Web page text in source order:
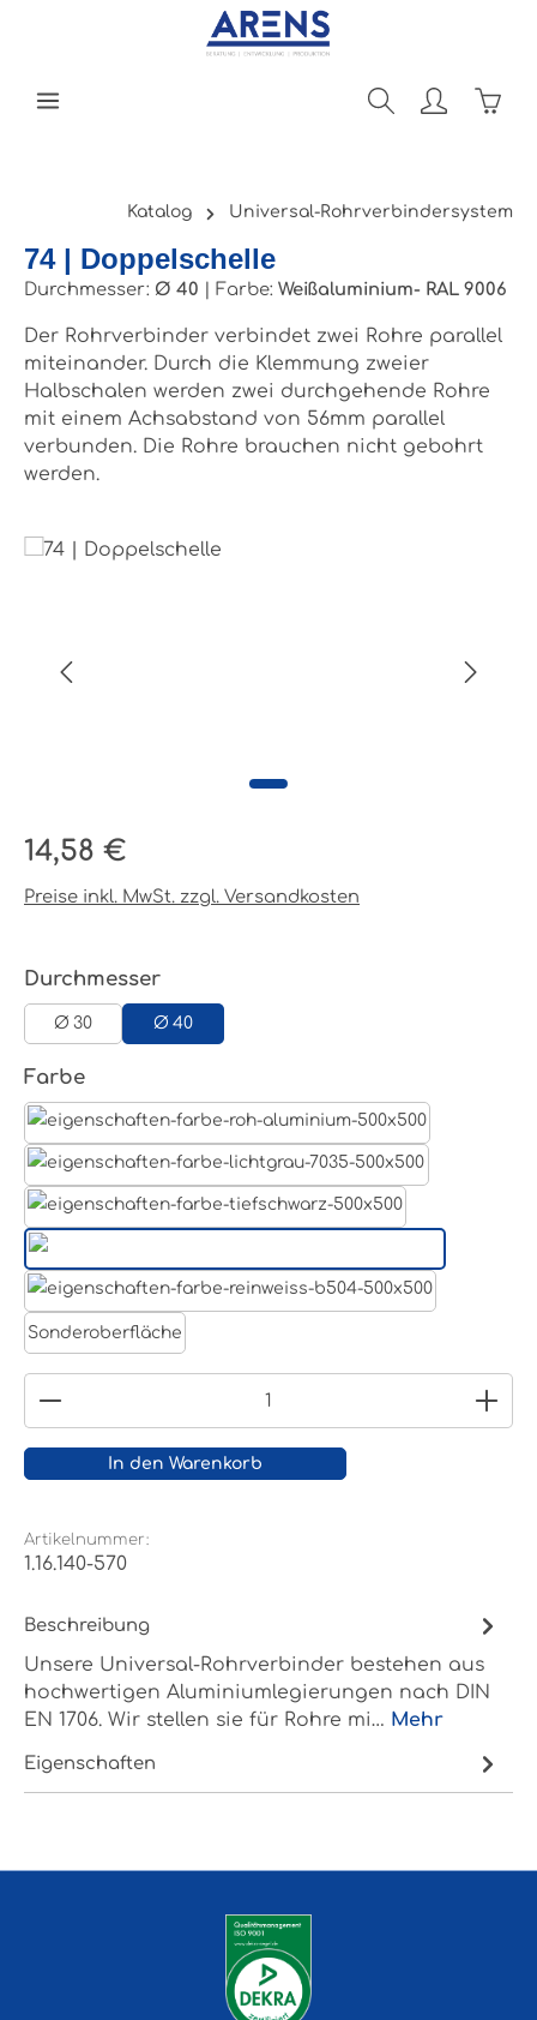
Zum Hauptinhalt springen
Katalog Universal-Rohrverbindersystem
74 | Doppelschelle
Durchmesser: Ø 40 Farbe: Weißaluminium- RAL 9006
Der Rohrverbinder verbindet zwei Rohre parallel
miteinander. Durch die Klemmung zweier
Halbschalen werden zwei durchgehende Rohre
mit einem Achsabstand von 56mm parallel
verbunden. Die Rohre brauchen nicht gebohrt
werden.
Bildergalerie überspringen
Regulärer Preis:
14,58 €
Preise inkl. MwSt. zzgl. Versandkosten
Durchmesserauswählen
Ø 30 Ø 40
Farbeauswählen
Weißaluminium- RAL 9006
Sonderoberfläche
Produkt Anzahl: Gib den gewünschten Wert
In den Warenkorb
Artikelnummer:
1.16.140-570
Beschreibung
Unsere Universal-Rohrverbinder bestehen aus
hochwertigen Aluminiumlegierungen nach DIN
EN 1706. Wir stellen sie für Rohre mi… Mehr
Eigenschaften